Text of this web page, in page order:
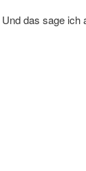
das sage ich